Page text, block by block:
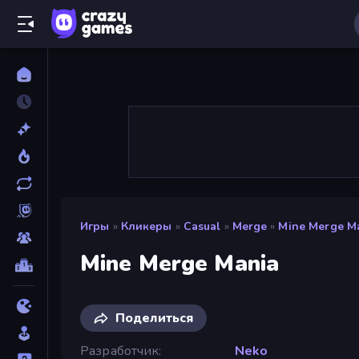
Игры » Кликеры » Casual » Merge » Mine Merge
Mine Merge Mania
Поделиться
Разработчик
Neko